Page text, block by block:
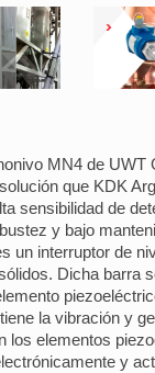
MN4 de UWT
que KDK
sensibilidad de
y bajo
un interruptor de
Dicha barra
la vibración y
los elementos
y